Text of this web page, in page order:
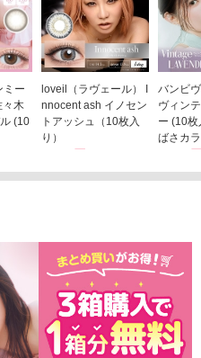
ミー
々木
(10
loveil（ラヴェール） I
nnocent ash イノセン
トアッシュ（10枚入
り）
バンビ
ヴィン
ー (10
ばさカ